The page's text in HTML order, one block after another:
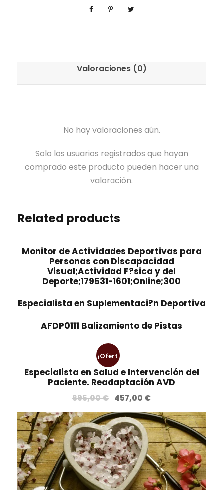
Valoraciones (0)
No hay valoraciones aún.
Solo los usuarios registrados que hayan
comprado este producto pueden hacer una
valoración.
Related products
Monitor de Actividades Deportivas para
Personas con Discapacidad
Visual;Actividad F?sica y del
Deporte;179531-1601;Online;300
Especialista en Suplementaci?n Deportiva
AFDP0111 Balizamiento de Pistas
¡Ofert
a!
Especialista en Salud e Intervención del
Paciente. Readaptación AVD
695,00€
E
l
p
r
e
c
i
o
457,00 €E
l
p
r
e
c
i
o